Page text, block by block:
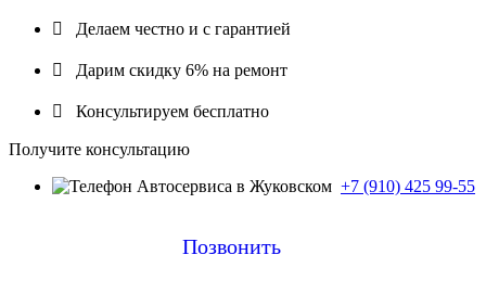
 Делаем честно и с гарантией
 Дарим скидку 6% на ремонт
 Консультируем бесплатно
Получите консультацию
+7 (910) 425 99-55
Позвонить